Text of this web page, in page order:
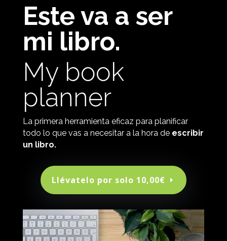
Este va a ser
mi libro.
My book
planner
La primera herramienta eficaz para planificar
todo lo que vas a necesitar a la hora deescribir
un libro.
Llévatelo por solo 10,00€